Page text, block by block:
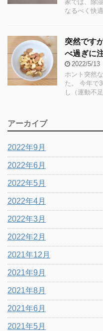
家では、除
なるべく快
突然です
べ過ぎに
2022/5/13
ホント突然
た。 今年で
し（運動不
アーカイブ
2022年9月
2022年6月
2022年5月
2022年4月
2022年3月
2022年2月
2021年12月
2021年9月
2021年8月
2021年6月
2021年5月